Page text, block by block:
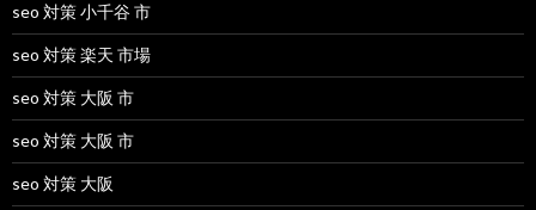
seo 対策 小千谷 市
seo 対策 楽天 市場
seo 対策 大阪 市
seo 対策 大阪 市
seo 対策 大阪